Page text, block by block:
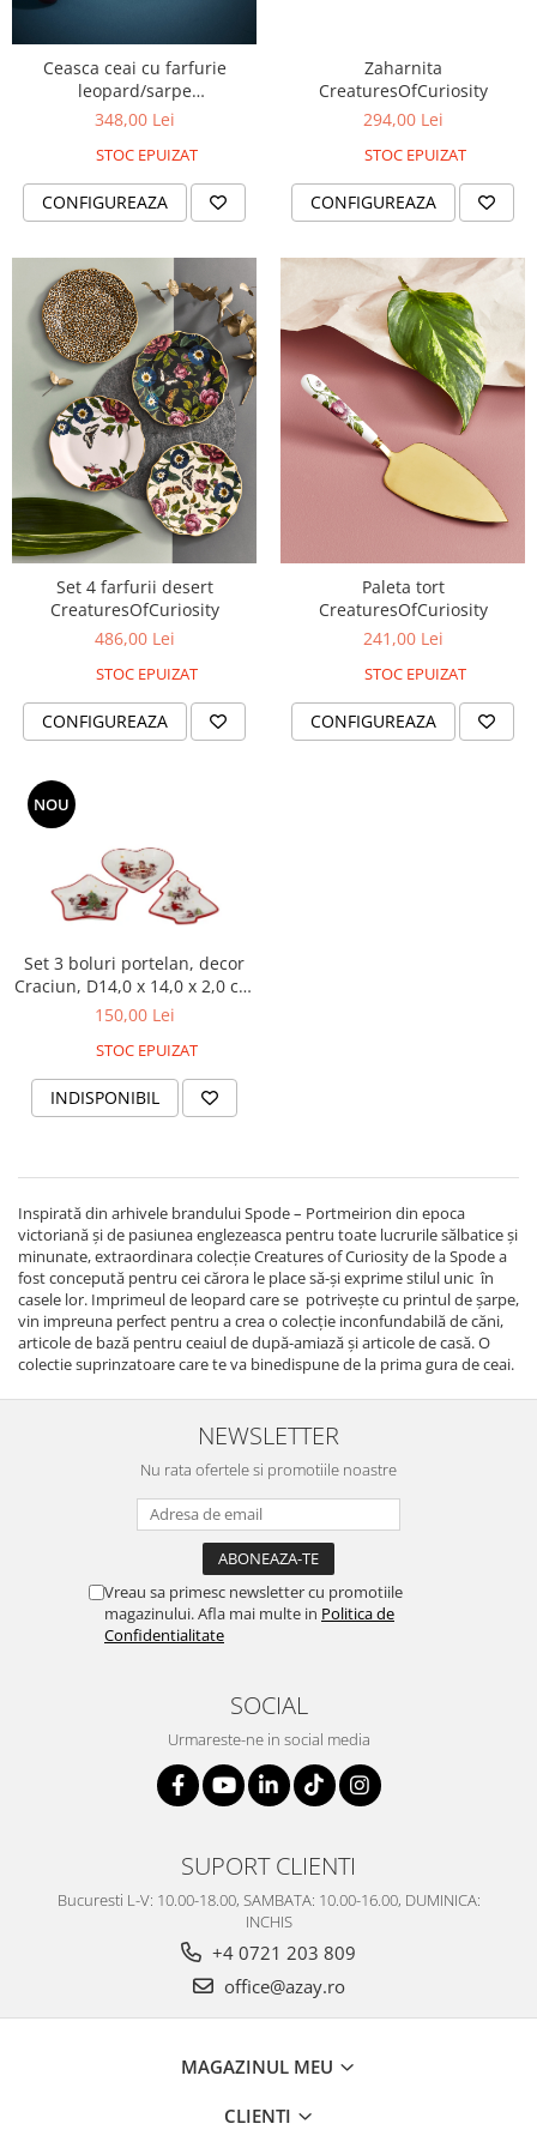
Ceasca ceai cu farfurie
leopard/sarpe
CreaturesOfCuriosity
348,00 Lei
STOC EPUIZAT
CONFIGUREAZA
Zaharnita
CreaturesOfCuriosity
294,00 Lei
STOC EPUIZAT
CONFIGUREAZA
Set 4 farfurii desert
CreaturesOfCuriosity
486,00 Lei
STOC EPUIZAT
CONFIGUREAZA
Paleta tort
CreaturesOfCuriosity
241,00 Lei
STOC EPUIZAT
CONFIGUREAZA
NOU
Set 3 boluri portelan, decor
Craciun, D14,0 x 14,0 x 2,0 cm
fiecare
150,00 Lei
STOC EPUIZAT
INDISPONIBIL
Inspirată din arhivele brandului Spode – Portmeirion din epoca
victoriană și de pasiunea englezeasca pentru toate lucrurile sălbatice și
minunate, extraordinara colecție Creatures of Curiosity de la Spode a
fost concepută pentru cei cărora le place să-și exprime stilul unic în
casele lor. Imprimeul de leopard care se potrivește cu printul de șarpe,
vin impreuna perfect pentru a crea o colecție inconfundabilă de căni,
articole de bază pentru ceaiul de după-amiază și articole de casă. O
colectie suprinzatoare care te va binedispune de la prima gura de ceai.
NEWSLETTER
Nu rata ofertele si promotiile noastre
Vreau sa primesc newsletter cu promotiile
magazinului. Afla mai multe in Politica de
Confidentialitate
SOCIAL
Urmareste-ne in social media
SUPORT CLIENTI
Bucuresti L-V: 10.00-18.00, SAMBATA: 10.00-16.00, DUMINICA:
INCHIS
+4 0721 203 809
office@azay.ro
MAGAZINUL MEU
CLIENTI